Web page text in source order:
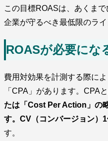
この目標ROASは、あくま
企業が守るべき最低限のライ
ROASが必要にな
費用対効果を計測する際に
「CPA」があります。CPA
たは「Cost Per Action」の
す。CV（コンバージョン）
す。